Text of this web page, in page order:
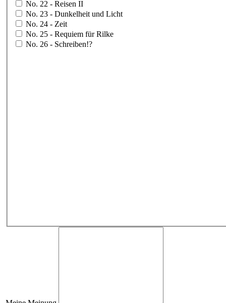
No. 22 - Reisen II
No. 23 - Dunkelheit und Licht
No. 24 - Zeit
No. 25 - Requiem für Rilke
No. 26 - Schreiben!?